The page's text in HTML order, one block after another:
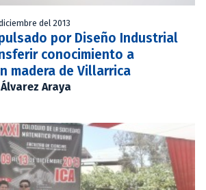
del 2013
por Diseño Industrial
conocimiento a
madera de Villarrica
Araya